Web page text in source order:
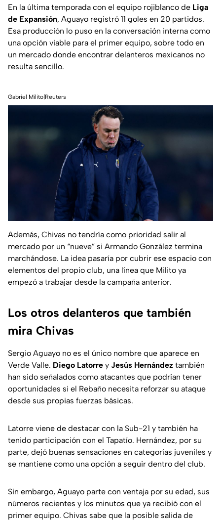
En la última temporada con el equipo rojiblanco de Liga
de Expansión, Aguayo registró 11 goles en 20 partidos.
Esa producción lo puso en la conversación interna como
una opción viable para el primer equipo, sobre todo en
un mercado donde encontrar delanteros mexicanos no
resulta sencillo.
Gabriel Milito|Reuters
Además, Chivas no tendría como prioridad salir al
mercado por un “nueve” si Armando González termina
marchándose. La idea pasaría por cubrir ese espacio con
elementos del propio club, una línea que Milito ya
empezó a trabajar desde la campaña anterior.
Los otros delanteros que también
mira Chivas
Sergio Aguayo no es el único nombre que aparece en
Verde Valle. Diego Latorre y Jesús Hernández también
han sido señalados como atacantes que podrían tener
oportunidades si el Rebaño necesita reforzar su ataque
desde sus propias fuerzas básicas.
Latorre viene de destacar con la Sub-21 y también ha
tenido participación con el Tapatío. Hernández, por su
parte, dejó buenas sensaciones en categorías juveniles y
se mantiene como una opción a seguir dentro del club.
Sin embargo, Aguayo parte con ventaja por su edad, sus
números recientes y los minutos que ya recibió con el
primer equipo. Chivas sabe que la posible salida de